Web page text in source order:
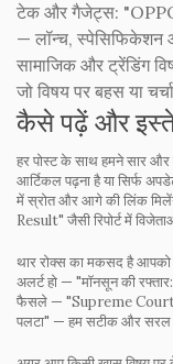
टेक और गैजेट्स: "OPPO
— लॉन्च, स्पेसिफिकेशन
सामाजिक और ट्रेंडिंग
जो विषय पर बहस या
कैसे पढ़ें और
हर पोस्ट के साथ हमने सार
आर्टिकल पढ़ना है या सिर्फ
में स्रोत और आगे की लिंक
Result" जैसी रिपोर्ट में
थार रोक्स का मकसद है आपको
अलर्ट हो — "मॉनसून की
फैसले — "Supreme Court ने
पलटा" — हम सटीक और सरल